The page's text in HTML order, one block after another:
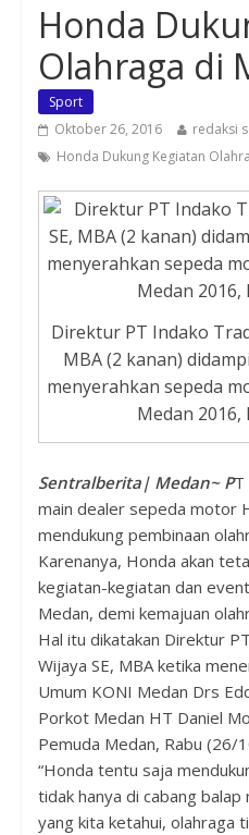
Honda
Olahraga di
Sport
Oktober 26, 2016
redaksi
Honda Dukung Kegiatan
Direktur PT Indako
MBA (2 kanan)
menyerahkan sepeda
Medan 2016,
Sentralberita| Medan~ PT
main dealer sepeda motor
mendukung pembinaan
Karenanya, Honda akan
kegiatan-kegiatan dan
Medan, demi kemajuan
Hal itu dikatakan Direktur
Wijaya SE, MBA ketika
Umum KONI Medan Drs
Porkot Medan HT Daniel
Pemuda Medan, Rabu (26/
“Honda tentu saja
tidak hanya di cabang
yang kita ketahui, olahraga